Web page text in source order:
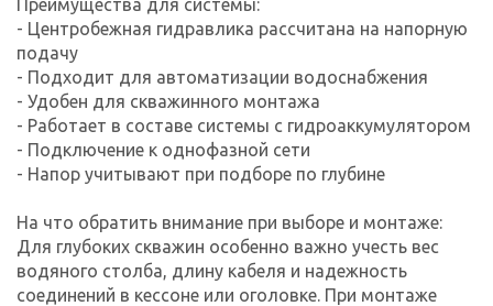
- Центробежная гидравлика рассчитана на напорную
подачу
- Подходит для автоматизации водоснабжения
- Удобен для скважинного монтажа
- Работает в составе системы с гидроаккумулятором
- Подключение к однофазной сети
- Напор учитывают при подборе по глубине
На что обратить внимание при выборе и монтаже:
Для глубоких скважин особенно важно учесть вес
водяного столба, длину кабеля и надежность
соединений в кессоне или оголовке. При монтаже